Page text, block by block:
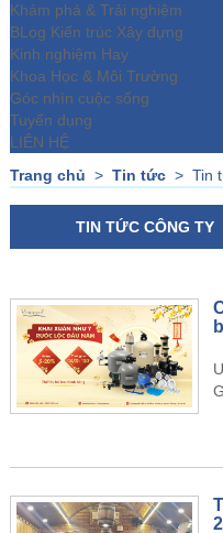
Khám phá & Trải nghiệm
BLog Kiến trúc Xây dựng
Kinh nghiệm Hay
Khoa Học & Môi Trường
Góc nhìn cuộc sống
Tuyển dụng
LIÊN HỆ
Trang chủ > Tin tức> Tin
TIN TỨC CÔNG TY